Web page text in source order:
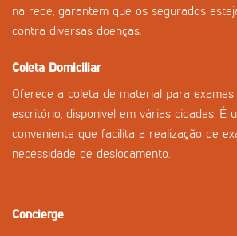
na rede, garantem que os segurados
contra diversas doenças.
Coleta Domiciliar
Oferece a coleta de material para
escritório, disponível em várias cidades. É
conveniente que facilita a realização de
necessidade de deslocamento.
Concierge